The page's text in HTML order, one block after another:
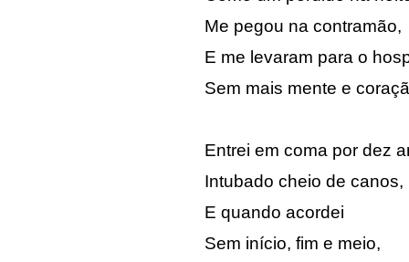
Me pegou na contramão,
E me levaram para o
Sem mais mente e
Entrei em coma por dez
Intubado cheio de canos,
E quando acordei
Sem início, fim e meio,